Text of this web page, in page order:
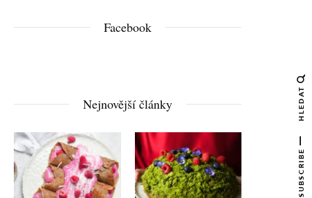
Facebook
Nejnovější články HLEDAT
SUBSCRIBE